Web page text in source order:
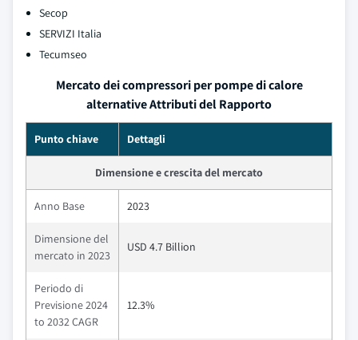
Secop
SERVIZI Italia
Tecumseo
Mercato dei compressori per pompe di calore
alternative Attributi del Rapporto
Punto chiave Dettagli
Dimensione e crescita del mercato
Anno Base 2023
Dimensione del
mercato in 2023
USD 4.7 Billion
Periodo di
Previsione 2024
to 2032 CAGR
12.3%